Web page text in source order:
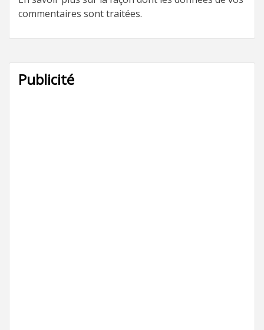
commentaires sont traitées.
Publicité